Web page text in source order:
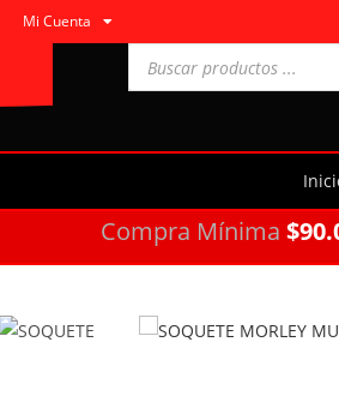
Mi Cuenta
Compra Mínima